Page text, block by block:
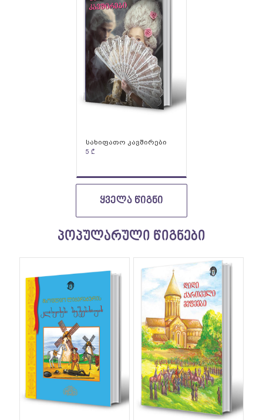
სახიფათო კავშირები
5 ₾
ᲧᲕᲔᲚᲐ ᲬᲘᲒᲜᲘ
პოპულარული წიგნები